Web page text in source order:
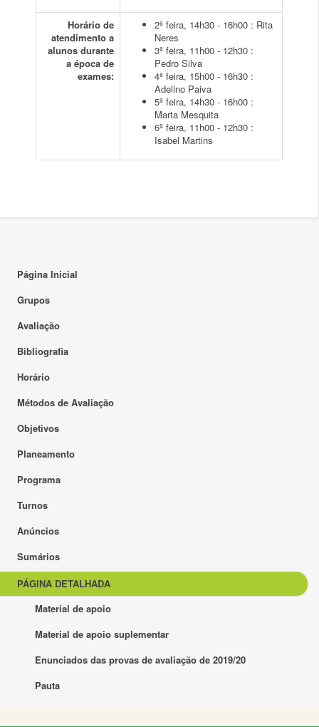
Horário de
atendimento a
alunos durante
a época de
exames:
2ª feira, 14h30 - 16h00 : Rita
Neres
3ª feira, 11h00 - 12h30 :
Pedro Silva
4ª feira, 15h00 - 16h30 :
Adelino Paiva
5ª feira, 14h30 - 16h00 :
Marta Mesquita
6ª feira, 11h00 - 12h30 :
Isabel Martins
Página Inicial
Grupos
Avaliação
Bibliografia
Horário
Métodos de Avaliação
Objetivos
Planeamento
Programa
Turnos
Anúncios
Sumários
PÁGINA DETALHADA
Material de apoio
Material de apoio suplementar
Enunciados das provas de avaliação de 2019/20
Pauta